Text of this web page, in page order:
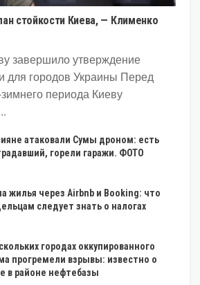
стойкости Киева, — Клименко
завершило утверждение
для городов Украины Перед
периода Киеву
атаковали Сумы дроном: есть
горели гаражи. ФОТО
жилья через Airbnb и Booking: что
следует знать о налогах
городах оккупированного
прогремели взрывы: известно о
в районе нефтебазы